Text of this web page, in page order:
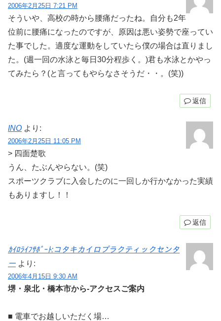
2006年2月25日 7:21 PM
そういや、高校の時から腰痛だったね。自分も2年
位前に腰痛になったのですが、原因は悪い姿勢で座ってい
た事でした。適度な運動をしていたら僕の場合は直りまし
た。(週一回の水泳と毎日30分程歩く。)君も水泳とかやっ
てみたら？(と言ってもやらなさそうだ・・。(笑))
返信
INO より:
2006年2月25日 11:05 PM
> 四面楚歌
うん、たぶんやらない。(笑)
スポーツクラブに入会したのに一回しか行かなかった実績
もありますし！！
返信
ｶｲﾛﾗｲﾌｻﾎﾟｰﾄ:コタキカイロプラクティックセンタ
ー より:
2006年4月15日 9:30 AM
堺・泉北・橋本市から-アクセスご案内
■ 電車でお越しいただく場…